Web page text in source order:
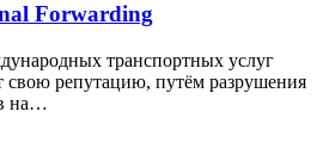
Forwarding
транспортных услуг
свою репутацию, путём разрушения
на…